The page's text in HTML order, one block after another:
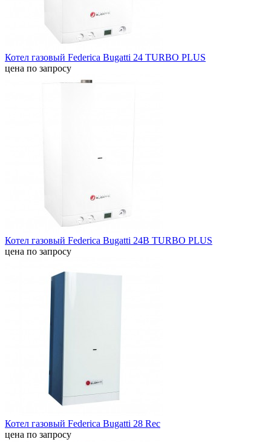
Котел газовый Federica Bugatti 24 TURBO PLUS
цена по запросу
Котел газовый Federica Bugatti 24B TURBO PLUS
цена по запросу
Котел газовый Federica Bugatti 28 Rec
цена по запросу